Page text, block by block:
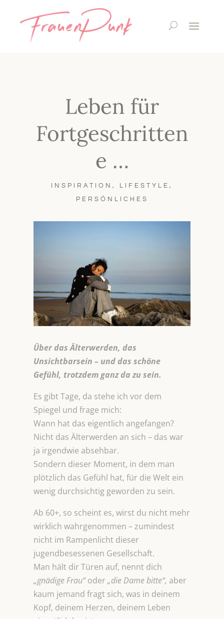
Leben für
Fortgeschritten
e …
INSPIRATION , LIFESTYLE ,
PERSÖNLICHES
Über das Älterwerden, das
Unsichtbarsein – und das schöne
Gefühl, trotzdem ganz da zu sein.
Es gibt Tage, da stehe ich vor dem
Spiegel und frage mich:
Wann hat das eigentlich angefangen?
Nicht das Älterwerden an sich – das war
ja irgendwie absehbar.
Sondern dieser Moment, in dem man
plötzlich das Gefühl hat, für die Welt ein
wenig durchsichtig geworden zu sein.
Ab 60+, so scheint es, wirst du nicht mehr
wirklich wahrgenommen – zumindest
nicht im Rampenlicht dieser
jugendbesessenen Gesellschaft.
Man hält dir Türen auf, nennt dich
„gnädige Frau“oder„die Dame bitte“, aber
kaum jemand fragt sich, was in deinem
Kopf, deinem Herzen, deinem Leben